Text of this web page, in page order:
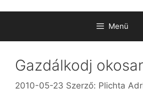
Menü
Gazdálkodj
2010-05-23 Szerző: Plichta